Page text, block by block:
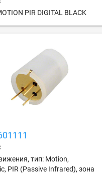
PIR DIGITAL BLACK
тип: Motion,
PIR (Passive Infrared), зона